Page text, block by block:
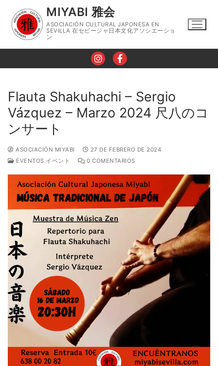
contenido
MIYABI 雅会
ASOCIACIÓN CULTURAL JAPONESA EN
SEVILLA 在セビージャ日本文化アソシエーショ
ン
Nosotros
Horario
Talleres
Taller de Lengua Japonesa
Taller de Caligrafía
Taller de Cocina Japonesa
Taller de Taichi
Taller de Estampación Japonesa
Taller de Costura Japonesa
Taller Arte en Meditación
Taller de Thai Yoga
Eventos
Contacto
Flauta Shakuhachi – Sergio
Vázquez – Marzo 2024 尺八のコ
ンサート
ASOCIACIÓN MIYABI
27 DE FEBRERO DE 2024
EVENTOS イベント
0 COMENTARIOS